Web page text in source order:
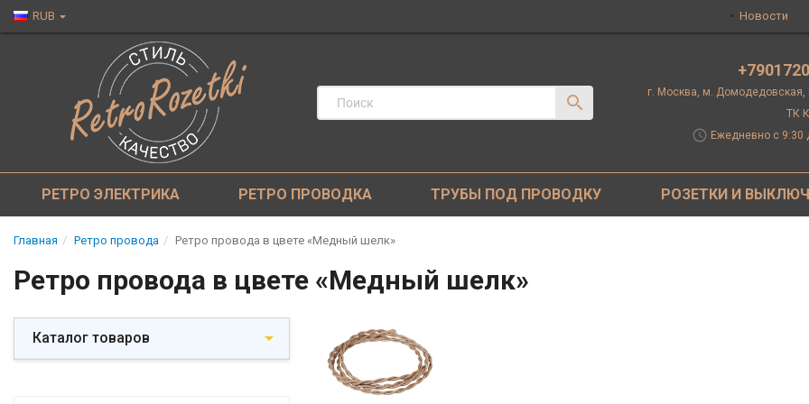
RUB Новости
г. Москва, м.
ТК
schedule Ежедневно с 9:30
РЕТРО ЭЛЕКТРИКА РЕТРО ПРОВОДКА ТРУБЫ ПОД ПРОВОДКУ РОЗЕТКИ И
Главная Ретро провода Ретро провода в цвете «Медный шелк»
Ретро провода в цвете «Медный шелк»
Каталог товаров